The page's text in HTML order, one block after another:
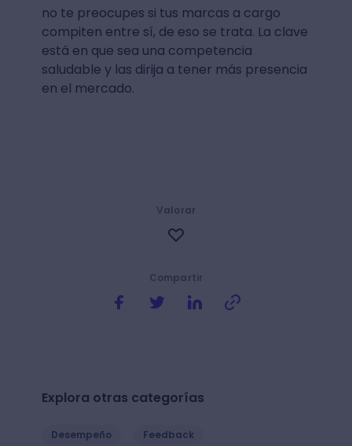
no te preocupes si tus marcas a cargo
compiten entre sí, de eso se trata. La clave
está en que sea una competencia
saludable y las dirija a tener más presencia
en el mercado.
Compartir
Valorar
Explora otras categorías
Desempeño Feedback